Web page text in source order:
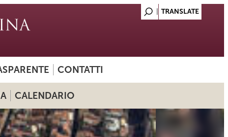
CONTATTI
CALENDARIO